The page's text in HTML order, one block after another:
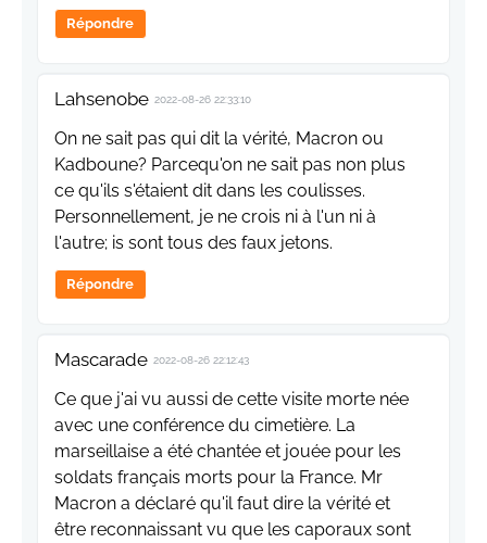
Répondre
Lahsenobe 2022-08-26 22:33:10
On ne sait pas qui dit la vérité, Macron ou
Kadboune? Parcequ'on ne sait pas non plus
ce qu'ils s'étaient dit dans les coulisses.
Personnellement, je ne crois ni à l'un ni à
l'autre; is sont tous des faux jetons.
Répondre
Mascarade 2022-08-26 22:12:43
Ce que j'ai vu aussi de cette visite morte née
avec une conférence du cimetière. La
marseillaise a été chantée et jouée pour les
soldats français morts pour la France. Mr
Macron a déclaré qu'il faut dire la vérité et
être reconnaissant vu que les caporaux sont